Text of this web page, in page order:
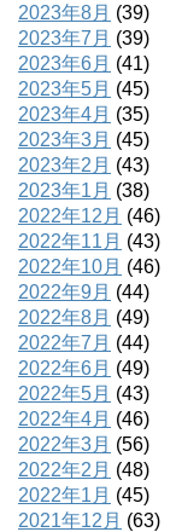
2023年8月 (39)
2023年7月 (39)
2023年6月 (41)
2023年5月 (45)
2023年4月 (35)
2023年3月 (45)
2023年2月 (43)
2023年1月 (38)
2022年12月 (46)
2022年11月 (43)
2022年10月 (46)
2022年9月 (44)
2022年8月 (49)
2022年7月 (44)
2022年6月 (49)
2022年5月 (43)
2022年4月 (46)
2022年3月 (56)
2022年2月 (48)
2022年1月 (45)
2021年12月 (63)